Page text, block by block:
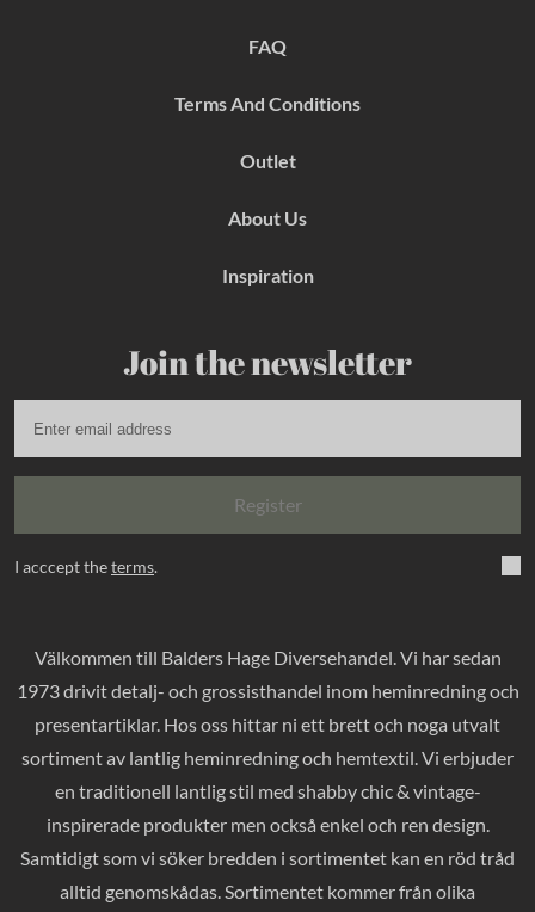
FAQ
Terms And Conditions
Outlet
About Us
Inspiration
Join the newsletter
Register
I acccept theterms.
a
m
Välkommen till Balders Hage Diversehandel. Vi har sedan
1973 drivit detalj- och grossisthandel inom heminredning och
presentartiklar. Hos oss hittar ni ett brett och noga utvalt
sortiment av lantlig heminredning och hemtextil. Vi erbjuder
en traditionell lantlig stil med shabby chic & vintage-
inspirerade produkter men också enkel och ren design.
Samtidigt som vi söker bredden i sortimentet kan en röd tråd
alltid genomskådas. Sortimentet kommer från olika